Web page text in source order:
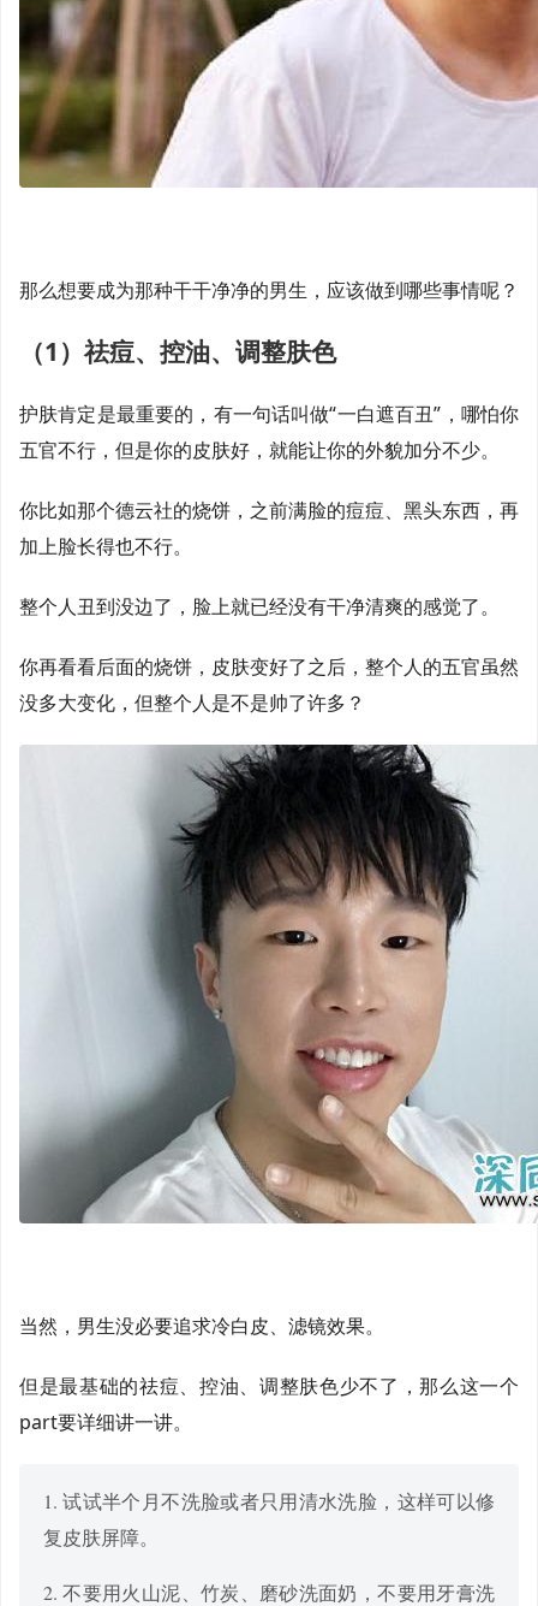
那么想要成为那种干干净净的男生，应该做到哪些事情呢？
（1）祛痘、控油、调整肤色
护肤肯定是最重要的，有一句话叫做“一白遮百丑”，哪怕你
五官不行，但是你的皮肤好，就能让你的外貌加分不少。
你比如那个德云社的烧饼，之前满脸的痘痘、黑头东西，再
加上脸长得也不行。
整个人丑到没边了，脸上就已经没有干净清爽的感觉了。
你再看看后面的烧饼，皮肤变好了之后，整个人的五官虽然
没多大变化，但整个人是不是帅了许多？
当然，男生没必要追求冷白皮、滤镜效果。
但是最基础的祛痘、控油、调整肤色少不了，那么这一个
part要详细讲一讲。
1. 试试半个月不洗脸或者只用清水洗脸，这样可以修
复皮肤屏障。
2. 不要用火山泥、竹炭、磨砂洗面奶，不要用牙膏洗